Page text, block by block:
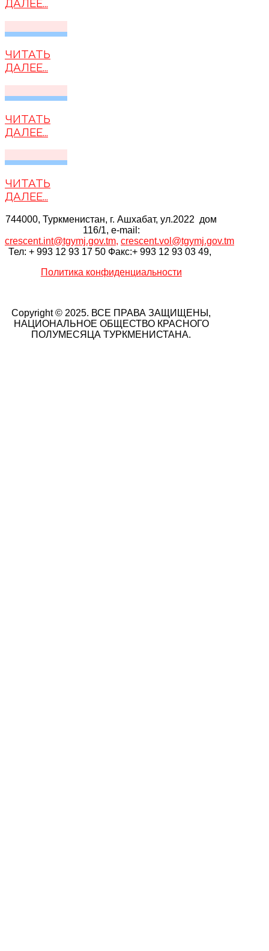
ДАЛЕЕ...
ЧИТАТЬ
ДАЛЕЕ...
ЧИТАТЬ
ДАЛЕЕ...
ЧИТАТЬ
ДАЛЕЕ...
744000, Туркменистан, г. Ашхабат, ул.2022 дом
116/1, e-mail:
crescent.int@tgymj.gov.tm, crescent.vol@tgymj.gov.tm
Тел: + 993 12 93 17 50 Факс:+ 993 12 93 03 49,
Политика конфиденциальности
Copyright © 2025. ВСЕ ПРАВА ЗАЩИЩЕНЫ,
НАЦИОНАЛЬНОЕ ОБЩЕСТВО КРАСНОГО
ПОЛУМЕСЯЦА ТУРКМЕНИСТАНА.